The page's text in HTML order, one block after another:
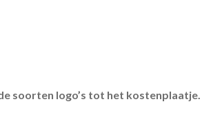
soorten logo’s tot het kostenplaatje.